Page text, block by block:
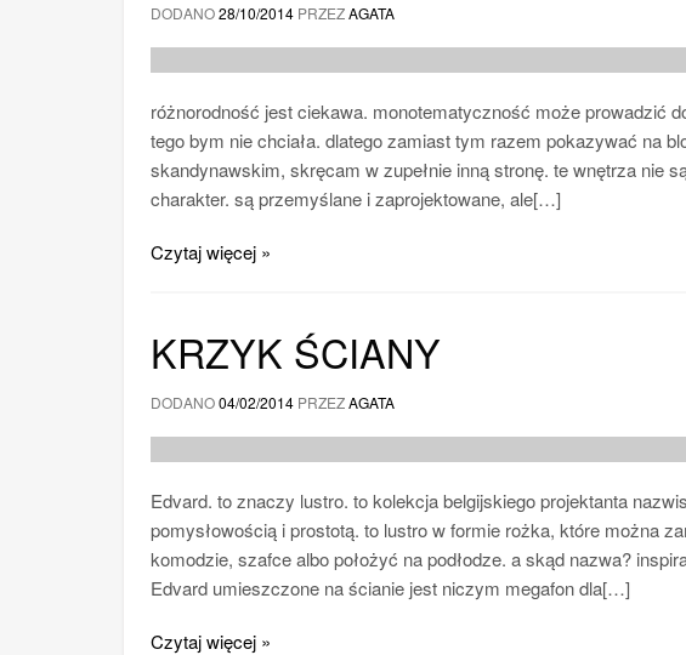
DODANO28/10/2014 PRZEZAGATA
różnorodność jest ciekawa. monotematyczność może prowadzić
tego bym nie chciała. dlatego zamiast tym razem pokazywać na
skandynawskim, skręcam w zupełnie inną stronę. te wnętrza nie
charakter. są przemyślane i zaprojektowane, ale[…]
Czytaj więcej »
KRZYK ŚCIANY
DODANO04/02/2014 PRZEZAGATA
Edvard. to znaczy lustro. to kolekcja belgijskiego projektanta
pomysłowością i prostotą. to lustro w formie rożka, które można
komodzie, szafce albo położyć na podłodze. a skąd nazwa?
Edvard umieszczone na ścianie jest niczym megafon dla[…]
Czytaj więcej »